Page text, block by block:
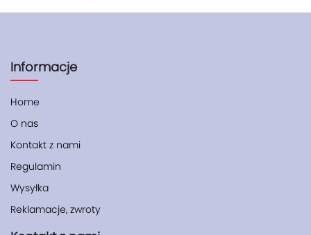
Informacje
Home
O nas
Kontakt z nami
Regulamin
Wysyłka
Reklamacje, zwroty